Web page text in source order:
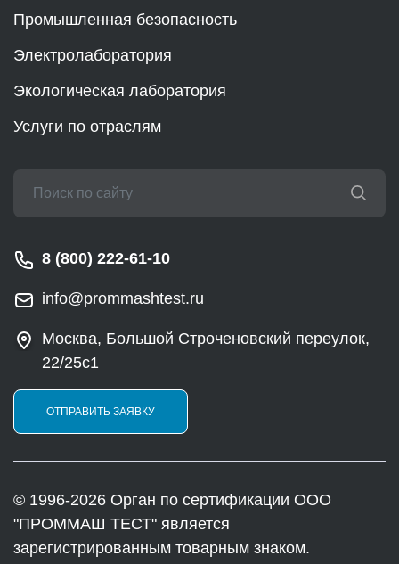
Промышленная безопасность
Электролаборатория
Экологическая лаборатория
Услуги по отраслям
8 (800) 222-61-10
info@prommashtest.ru
Москва, Большой Строченовский переулок,
22/25с1
ОТПРАВИТЬ ЗАЯВКУ
© 1996-2026 Орган по сертификации ООО
"ПРОММАШ ТЕСТ" является
зарегистрированным товарным знаком.